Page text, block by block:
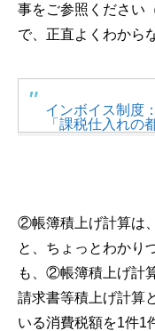
事をご参照ください
で、正直よくわから
インボイス制度
「課税仕入れの
②帳簿積上げ計算は
と、ちょっとわかり
も、②帳簿積上げ計
請求書等積上げ計算
いる消費税額を1件1